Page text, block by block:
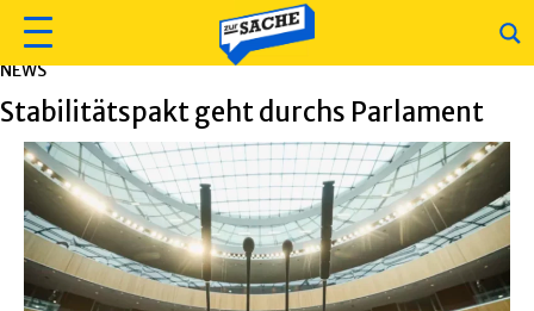
NEWS
Stabilitätspakt geht durchs Parlament